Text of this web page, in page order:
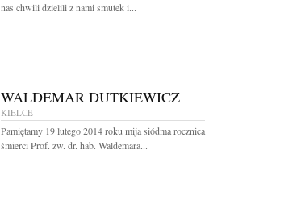
nas chwili dzielili z nami smutek i...
WALDEMAR DUTKIEWICZ
KIELCE
Pamiętamy 19 lutego 2014 roku mija siódma rocznica
śmierci Prof. zw. dr. hab. Waldemara...